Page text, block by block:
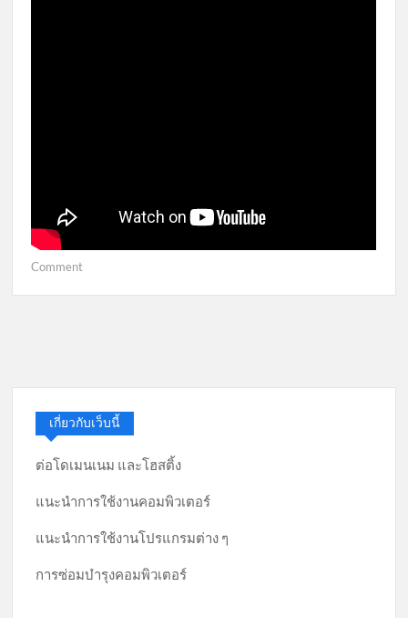
Commenton
เกี่ยวกับเว็บนี้
ต่อโดเมนเนม และโฮสติ้ง
แนะนำการใช้งานคอมพิวเตอร์
แนะนำการใช้งานโปรแกรมต่าง ๆ
การซ่อมบำรุงคอมพิวเตอร์